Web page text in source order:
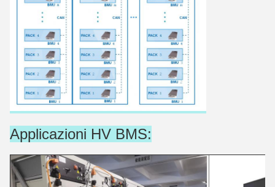
Applicazioni HV BMS: